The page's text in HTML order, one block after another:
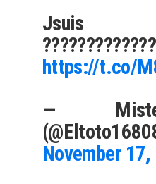
https://t.co/
—
November